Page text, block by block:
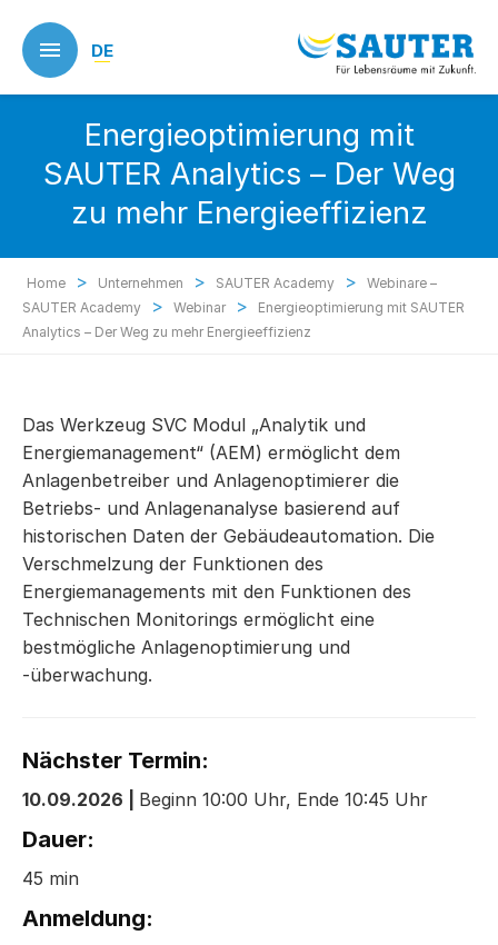
main
content
DE
Energieoptimierung mit
SAUTER Analytics – Der Weg
zu mehr Energieeffizienz
Home > Unternehmen > SAUTER Academy >
Webinare –
SAUTER Academy
> Webinar >
Energieoptimierung mit SAUTER
Analytics – Der Weg zu mehr Energieeffizienz
Das Werkzeug SVC Modul „Analytik und
Energiemanagement“ (AEM) ermöglicht dem
Anlagenbetreiber und Anlagenoptimierer die
Betriebs- und Anlagenanalyse basierend auf
historischen Daten der Gebäudeautomation. Die
Verschmelzung der Funktionen des
Energiemanagements mit den Funktionen des
Technischen Monitorings ermöglicht eine
bestmögliche Anlagenoptimierung und
-überwachung.
Nächster Termin:
10.09.2026 | Beginn 10:00 Uhr, Ende 10:45 Uhr
Dauer:
45 min
Anmeldung: